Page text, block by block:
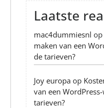
Laatste
mac4dummiesnl op
maken van een
de tarieven?
Joy europa op
van een
tarieven?